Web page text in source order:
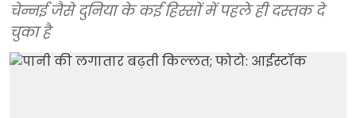
चेन्नई जैसे दुनिया के कई हिस्सों में पहले ही दस्तक दे
चुका है